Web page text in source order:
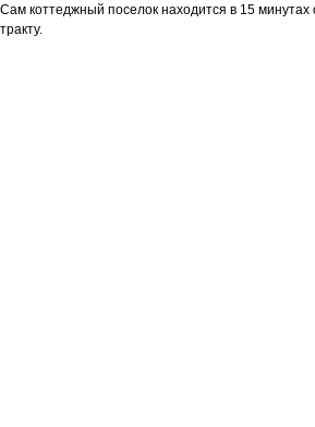
Сам коттеджный поселок находится в 15
тракту.